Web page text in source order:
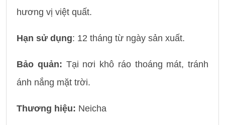
hương vị việt quất.
Hạn sử dụng: 12 tháng từ ngày sản xuất.
Bảo quản: Tại nơi khô ráo thoáng mát, tránh
ánh nắng mặt trời.
Thương hiệu: Neicha